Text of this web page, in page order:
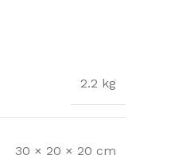
2.2 kg
30 × 20 × 20 cm